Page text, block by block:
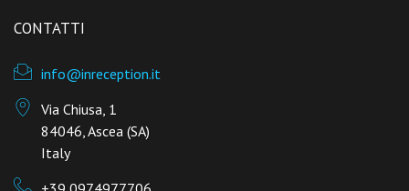
CONTATTI
info@inreception.it
Via Chiusa, 1
84046, Ascea (SA)
Italy